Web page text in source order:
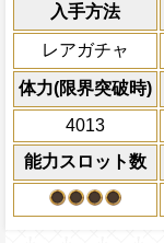
入手方法
レアガチャ
体力(限界突破時)
4013
能力スロット数